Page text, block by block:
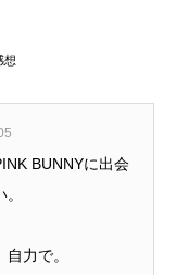
想
BUNNYに出会
力で。